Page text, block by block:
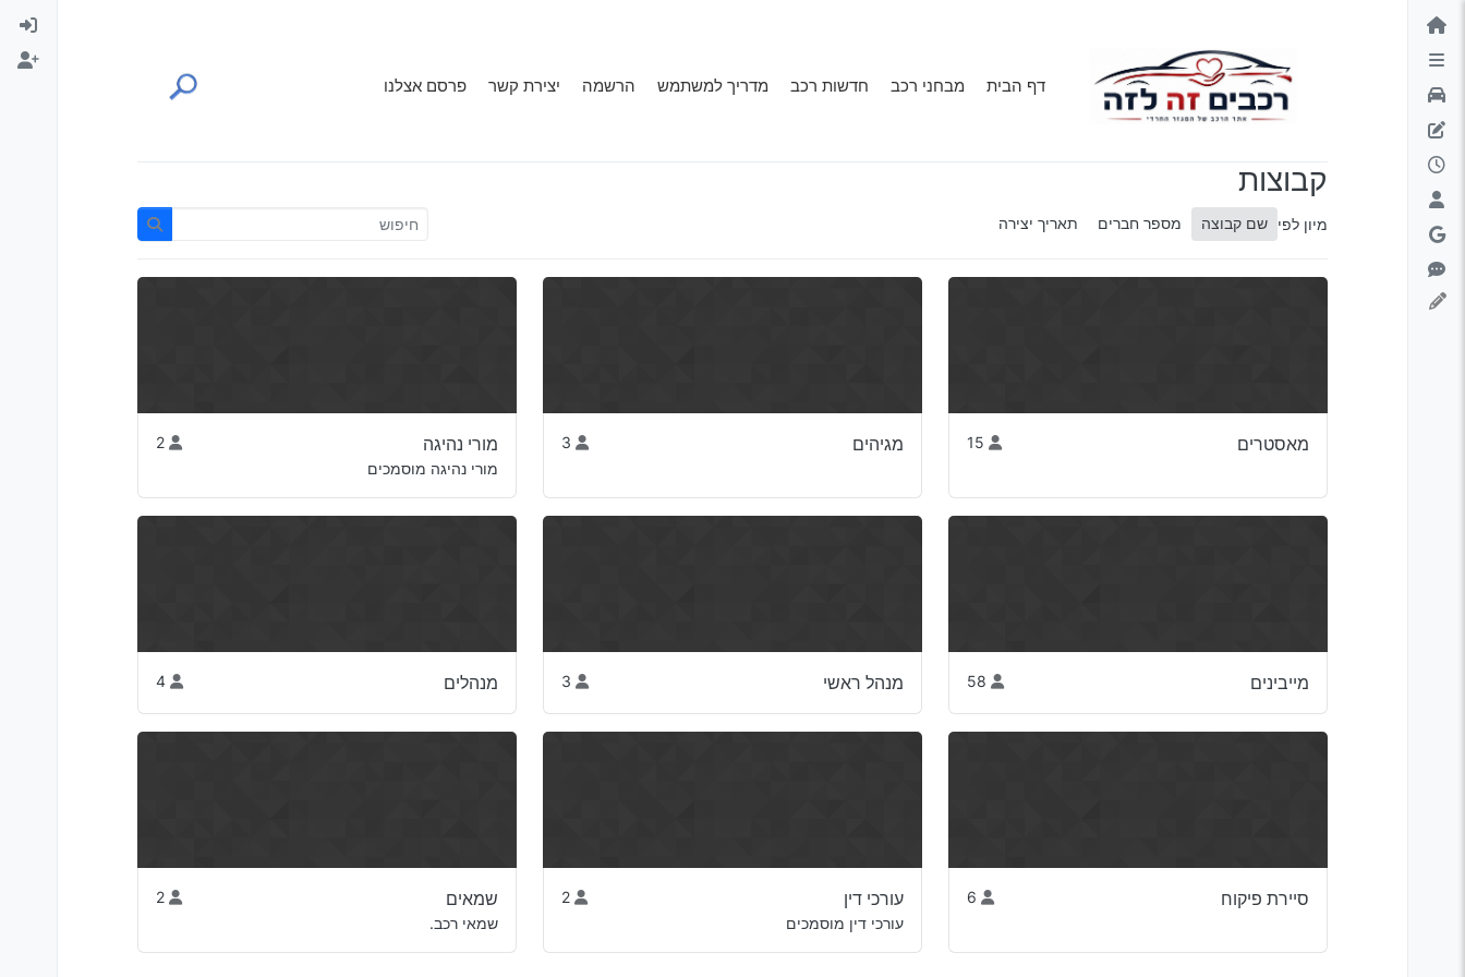
דילוג לתוכן
דף הבית מבחני רכב חדשות רכב מדריך למשתמש הרשמה יצירת קשר פרסם אצלנו
קבוצות
מיון לפי שם קבוצה מספר חברים תאריך יצירה
מאסטרים מגיהים מורי נהיגה
מורי נהיגה מוסמכים
מייבינים מנהל ראשי מנהלים
סיירת פיקוח עורכי דין
עורכי דין מוסמכים
שמאים
שמאי רכב.